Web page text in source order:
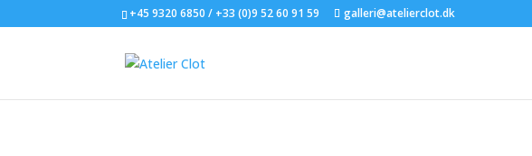
+45 9320 6850 / +33 (0)9 52 60 91 59 galleri@atelierclot.dk